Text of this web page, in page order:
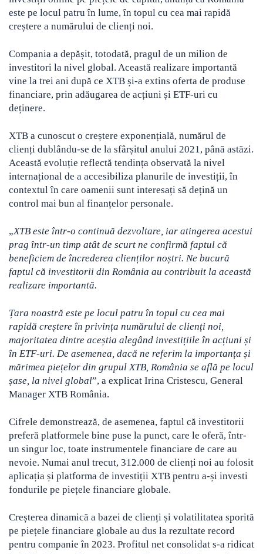
este pe locul patru în lume, în topul cu cea mai rapidă
creștere a numărului de clienți noi.
Compania a depășit, totodată, pragul de un milion de
investitori la nivel global. Această realizare importantă
vine la trei ani după ce XTB și-a extins oferta de produse
financiare, prin adăugarea de acțiuni și ETF-uri cu
deținere.
XTB a cunoscut o creștere exponențială, numărul de
clienți dublându-se de la sfârșitul anului 2021, până astăzi.
Această evoluție reflectă tendința observată la nivel
internațional de a accesibiliza planurile de investiții, în
contextul în care oamenii sunt interesați să dețină un
control mai bun al finanțelor personale.
„XTB este într-o continuă dezvoltare, iar atingerea acestui
prag într-un timp atât de scurt ne confirmă faptul că
beneficiem de încrederea clienților noștri. Ne bucură
faptul că investitorii din România au contribuit la această
realizare importantă.
Țara noastră este pe locul patru în topul cu cea mai
rapidă creștere în privința numărului de clienți noi,
majoritatea dintre aceștia alegând investițiile în acțiuni și
în ETF-uri. De asemenea, dacă ne referim la importanța și
mărimea piețelor din grupul XTB, România se află pe locul
șase, la nivel global”, a explicat Irina Cristescu, General
Manager XTB România.
Cifrele demonstrează, de asemenea, faptul că investitorii
preferă platformele bine puse la punct, care le oferă, într-
un singur loc, toate instrumentele financiare de care au
nevoie. Numai anul trecut, 312.000 de clienți noi au folosit
aplicația și platforma de investiții XTB pentru a-și investi
fondurile pe piețele financiare globale.
Creșterea dinamică a bazei de clienți și volatilitatea sporită
pe piețele financiare globale au dus la rezultate record
pentru companie în 2023. Profitul net consolidat s-a ridicat